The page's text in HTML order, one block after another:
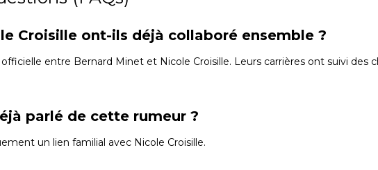
Croisille ont-ils déjà collaboré ensemble ?
entre Bernard Minet et Nicole Croisille. Leurs carrières ont suivi des
parlé de cette rumeur ?
un lien familial avec Nicole Croisille.